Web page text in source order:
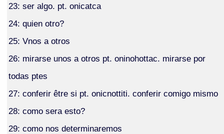
23: ser algo. pt. onicatca
24: quien otro?
25: Vnos a otros
26: mirarse unos a otros pt. oninohottac. mirarse por
todas ptes
27: conferir être si pt. onicnottiti. conferir comigo mismo
28: como sera esto?
29: como nos determinaremos